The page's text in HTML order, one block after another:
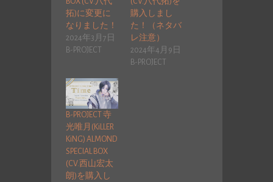
拓)に変更に
なりました！
2024年3月7日
B-PROJECT
購入しまし
た！（ネタバ
レ注意）
2024年4月9日
B-PROJECT
B-PROJECT 寺
光唯月(KiLLER
KiNG) ALMOND
SPECIAL BOX
(CV.西山宏太
朗)を購入し